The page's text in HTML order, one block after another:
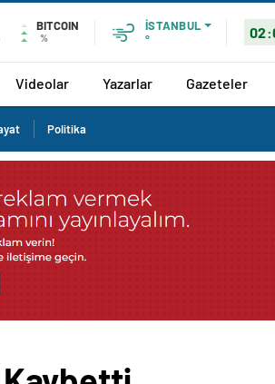
BITCOIN
%
İSTANBUL
°
Videolar Yazarlar Gazeteler
Politika